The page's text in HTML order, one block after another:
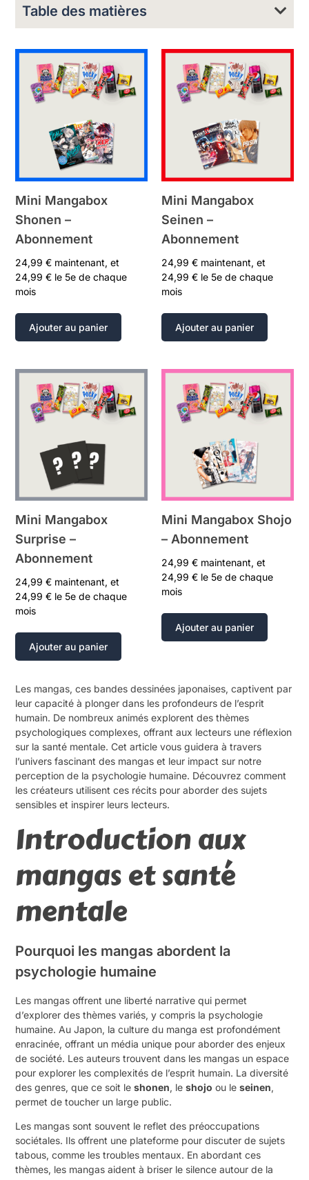
Table des matières
Mini Mangabox
Shonen –
Abonnement
24,99€ maintenant, et
24,99€ le 5e de chaque
mois
Ajouter au panier
Mini Mangabox
Seinen –
Abonnement
24,99 € maintenant, et
24,99 € le 5e de chaque
mois
Ajouter au panier
Mini Mangabox
Surprise –
Abonnement
24,99€ maintenant, et
24,99€ le 5e de chaque
mois
Ajouter au panier
Mini Mangabox Shojo
– Abonnement
24,99 € maintenant, et
24,99 € le 5e de chaque
mois
Ajouter au panier
Les mangas, ces bandes dessinées japonaises, captivent par
leur capacité à plonger dans les profondeurs de l’esprit
humain. De nombreux animés explorent des thèmes
psychologiques complexes, offrant aux lecteurs une réflexion
sur la santé mentale. Cet article vous guidera à travers
l’univers fascinant des mangas et leur impact sur notre
perception de la psychologie humaine. Découvrez comment
les créateurs utilisent ces récits pour aborder des sujets
sensibles et inspirer leurs lecteurs.
Introduction aux
mangas et santé
mentale
Pourquoi les mangas abordent la
psychologie humaine
Les mangas offrent une liberté narrative qui permet
d’explorer des thèmes variés, y compris la psychologie
humaine. Au Japon, la culture du manga est profondément
enracinée, offrant un média unique pour aborder des enjeux
de société. Les auteurs trouvent dans les mangas un espace
pour explorer les complexités de l’esprit humain. La diversité
des genres, que ce soit leshonen, leshojo ou leseinen,
permet de toucher un large public.
Les mangas sont souvent le reflet des préoccupations
sociétales. Ils offrent une plateforme pour discuter de sujets
tabous, comme les troubles mentaux. En abordant ces
thèmes, les mangas aident à briser le silence autour de la